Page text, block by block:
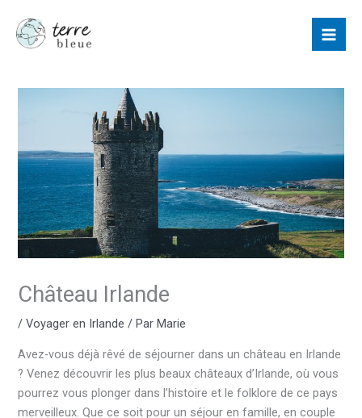
contenu
Château Irlande
/Voyager en Irlande / ParMarie
Avez-vous déjà rêvé de séjourner dans un château en Irlande
? Venez découvrir les plus beaux châteaux d’Irlande, où vous
pourrez vous plonger dans l’histoire et le folklore de ce pays
merveilleux. Que ce soit pour un séjour en famille, en couple